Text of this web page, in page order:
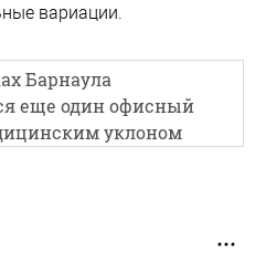
вариации.
Барнаула
еще один офисный
уклоном